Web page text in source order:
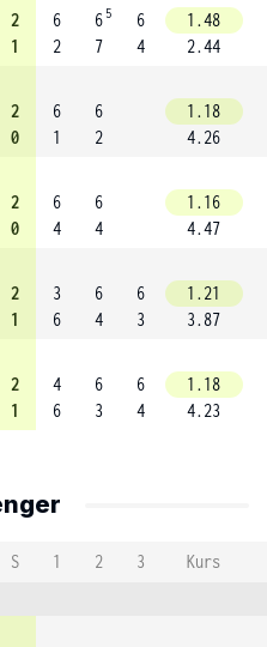
2
1
6
2
6 5
7
6
4
1.48
2.44
2
0
6
1
6
2
1.18
4.26
2
0
6
4
6
4
1.16
4.47
2
1
3
6
6
4
6
3
1.21
3.87
2
1
4
6
6
3
6
4
1.18
4.23
S 1 2 3
Kurs